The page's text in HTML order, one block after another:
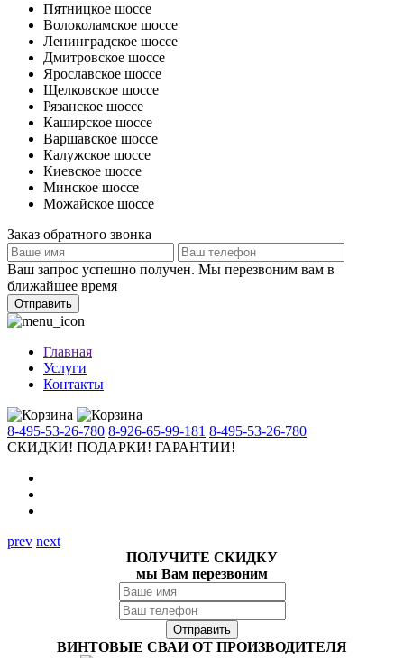
Пятницкое шоссе
Волоколамское шоссе
Ленинградское шоссе
Дмитровское шоссе
Ярославское шоссе
Щелковское шоссе
Рязанское шоссе
Каширское шоссе
Варшавское шоссе
Калужское шоссе
Киевское шоссе
Минское шоссе
Можайское шоссе
Заказ обратного звонка
Ваш запрос успешно получен. Мы перезвоним вам в
ближайшее время
Отправить
Главная
Услуги
Контакты
8-495-53-26-780 8-926-65-99-181 8-495-53-26-780
СКИДКИ! ПОДАРКИ! ГАРАНТИИ!
prev next
ПОЛУЧИТЕ СКИДКУ
мы Вам перезвоним
ВИНТОВЫЕ СВАИ ОТ ПРОИЗВОДИТЕЛЯ